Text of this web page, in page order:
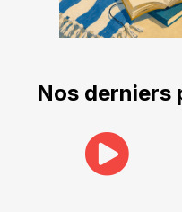
Nos derniers